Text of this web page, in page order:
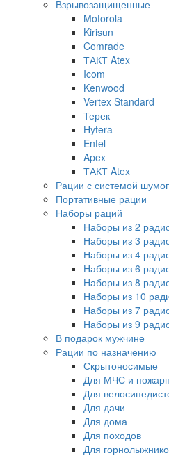
Взрывозащищенные
Motorola
Kirisun
Comrade
ТАКТ Atex
Icom
Kenwood
Vertex Standard
Терек
Hytera
Entel
Apex
ТАКТ Atex
Рации с системой
Портативные рации
Наборы раций
Наборы из 2
Наборы из 3
Наборы из 4
Наборы из 6
Наборы из 8
Наборы из 10
Наборы из 7
Наборы из 9
В подарок мужчине
Рации по назначению
Скрытоносимые
Для МЧС и
Для
Для дачи
Для дома
Для походов
Для